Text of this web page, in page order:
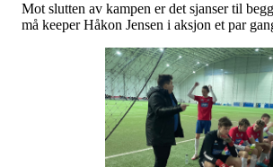
Mot slutten av kampen er det sjanser til
må keeper Håkon Jensen i aksjon et par